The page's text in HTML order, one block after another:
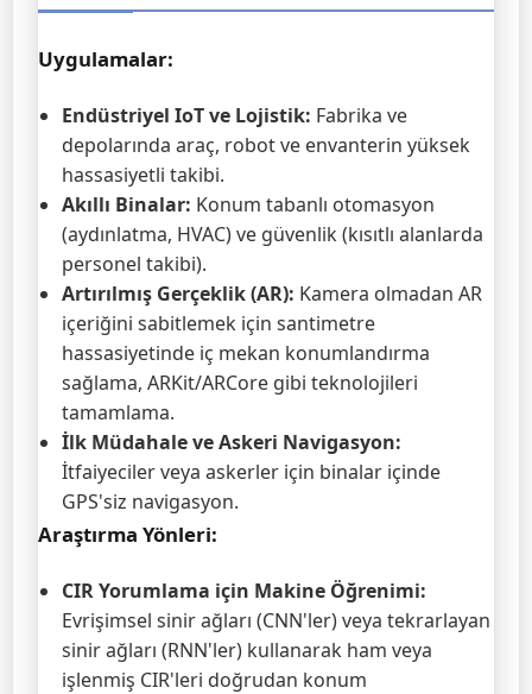
Uygulamalar:
Endüstriyel IoT ve Lojistik: Fabrika ve
depolarında araç, robot ve envanterin yüksek
hassasiyetli takibi.
Akıllı Binalar: Konum tabanlı otomasyon
(aydınlatma, HVAC) ve güvenlik (kısıtlı alanlarda
personel takibi).
Artırılmış Gerçeklik (AR): Kamera olmadan AR
içeriğini sabitlemek için santimetre
hassasiyetinde iç mekan konumlandırma
sağlama, ARKit/ARCore gibi teknolojileri
tamamlama.
İlk Müdahale ve Askeri Navigasyon:
İtfaiyeciler veya askerler için binalar içinde
GPS'siz navigasyon.
Araştırma Yönleri:
CIR Yorumlama için Makine Öğrenimi:
Evrişimsel sinir ağları (CNN'ler) veya tekrarlayan
sinir ağları (RNN'ler) kullanarak ham veya
işlenmiş CIR'leri doğrudan konum